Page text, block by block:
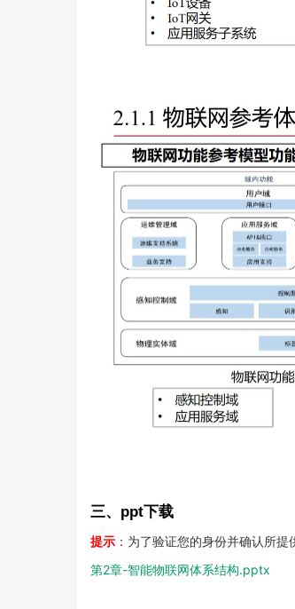
三、ppt下载
提示 ：为了验证您的身份并确认所
第2章-智能物联网体系结构.pptx